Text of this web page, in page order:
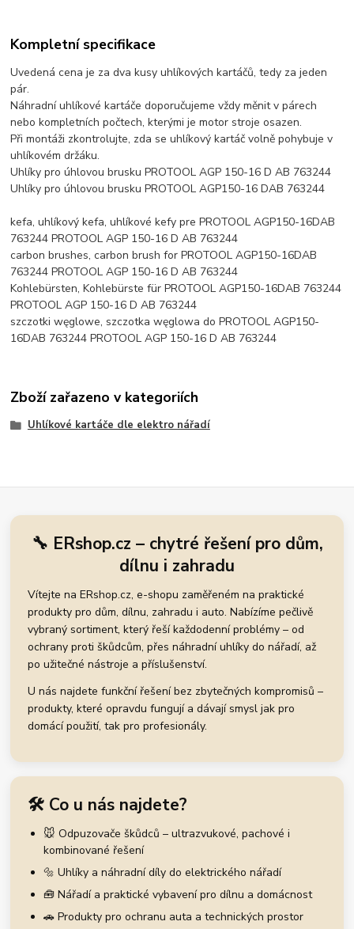
Kompletní specifikace
Uvedená cena je za dva kusy uhlíkových kartáčů, tedy za jeden
pár.
Náhradní uhlíkové kartáče doporučujeme vždy měnit v párech
nebo kompletních počtech, kterými je motor stroje osazen.
Při montáži zkontrolujte, zda se uhlíkový kartáč volně pohybuje v
uhlíkovém držáku.
Uhlíky pro úhlovou brusku PROTOOL AGP 150-16 D AB 763244
Uhlíky pro úhlovou brusku PROTOOL AGP150-16 DAB 763244
kefa, uhlíkový kefa, uhlíkové kefy pre PROTOOL AGP150-16DAB
763244 PROTOOL AGP 150-16 D AB 763244
carbon brushes, carbon brush for PROTOOL AGP150-16DAB
763244 PROTOOL AGP 150-16 D AB 763244
Kohlebürsten, Kohlebürste für PROTOOL AGP150-16DAB 763244
PROTOOL AGP 150-16 D AB 763244
szczotki węglowe, szczotka węglowa do PROTOOL AGP150-
16DAB 763244 PROTOOL AGP 150-16 D AB 763244
Zboží zařazeno v kategoriích
Uhlíkové kartáče dle elektro nářadí
🔧 ERshop.cz – chytré řešení pro dům,
dílnu i zahradu
Vítejte na ERshop.cz, e-shopu zaměřeném na praktické
produkty pro dům, dílnu, zahradu i auto. Nabízíme pečlivě
vybraný sortiment, který řeší každodenní problémy – od
ochrany proti škůdcům, přes náhradní uhlíky do nářadí, až
po užitečné nástroje a příslušenství.
U nás najdete funkční řešení bez zbytečných kompromisů –
produkty, které opravdu fungují a dávají smysl jak pro
domácí použití, tak pro profesionály.
🛠️ Co u nás najdete?
🐭 Odpuzovače škůdců – ultrazvukové, pachové i
kombinované řešení
🔩 Uhlíky a náhradní díly do elektrického nářadí
🧰 Nářadí a praktické vybavení pro dílnu a domácnost
🚗 Produkty pro ochranu auta a technických prostor